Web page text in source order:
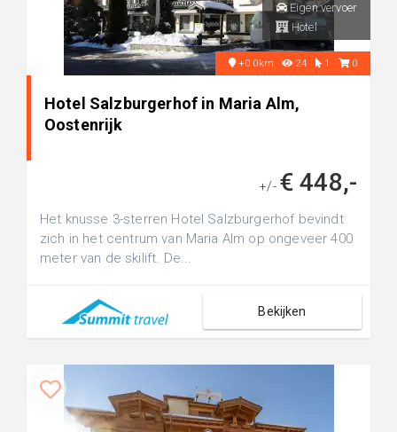
Eigen vervoer
Hotel
+0.0km 24 1 0
Hotel Salzburgerhof in Maria Alm,
Oostenrijk
+/- € 448,-
Het knusse 3-sterren Hotel Salzburgerhof bevindt
zich in het centrum van Maria Alm op ongeveer 400
meter van de skilift. De...
Bekijken